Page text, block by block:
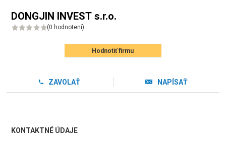
DONGJIN INVEST s.r.o.
(0 hodnotení)
Hodnotiť firmu
ZAVOLAŤ NAPÍSAŤ
KONTAKTNÉ ÚDAJE